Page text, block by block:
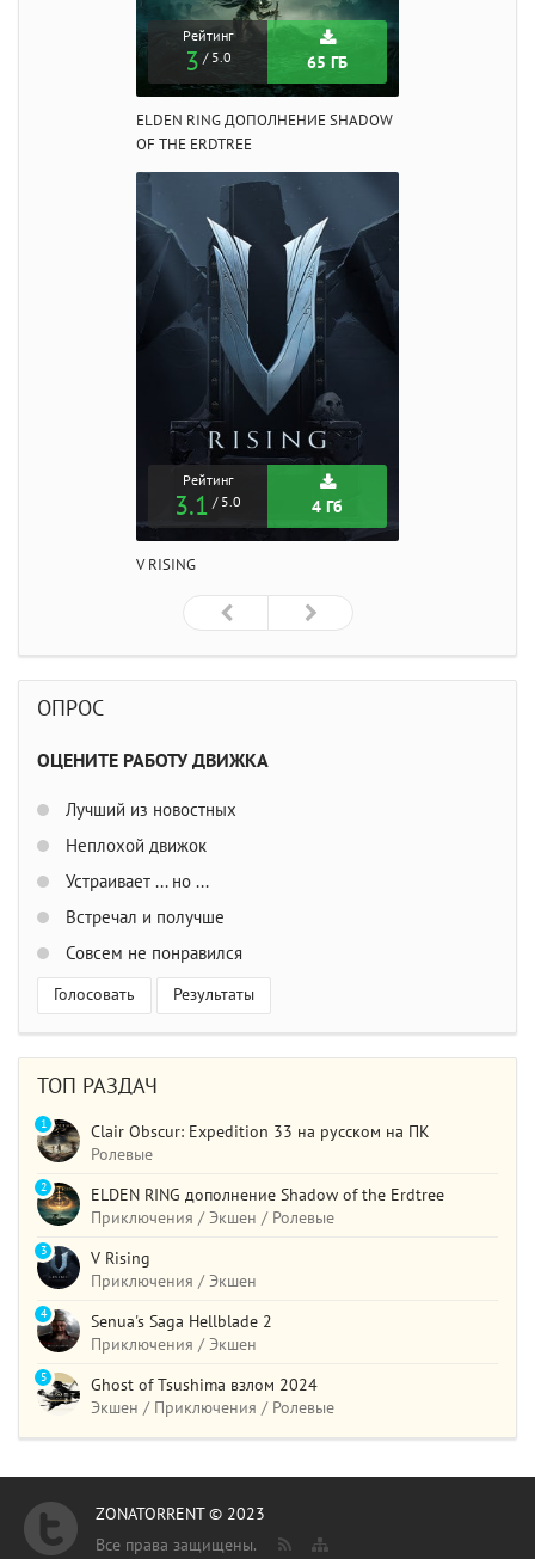
Рейтинг
3 / 5.0 65 ГБ
ELDEN RING ДОПОЛНЕНИЕ SHADOW
OF THE ERDTREE
Рейтинг
3.1 / 5.0 4 Гб
V RISING
ОПРОС
ОЦЕНИТЕ РАБОТУ ДВИЖКА
Лучший из новостных
Неплохой движок
Устраивает ... но ...
Встречал и получше
Совсем не понравился
Голосовать Результаты
ТОП РАЗДАЧ
Clair Obscur: Expedition 33 на русском на ПК
Ролевые
1
ELDEN RING дополнение Shadow of the Erdtree
Приключения / Экшен / Ролевые
2
V Rising
Приключения / Экшен
3
Senua's Saga Hellblade 2
Приключения / Экшен
4
Ghost of Tsushima взлом 2024
Экшен / Приключения / Ролевые
5
ZONATORRENT © 2023
Все права защищены.